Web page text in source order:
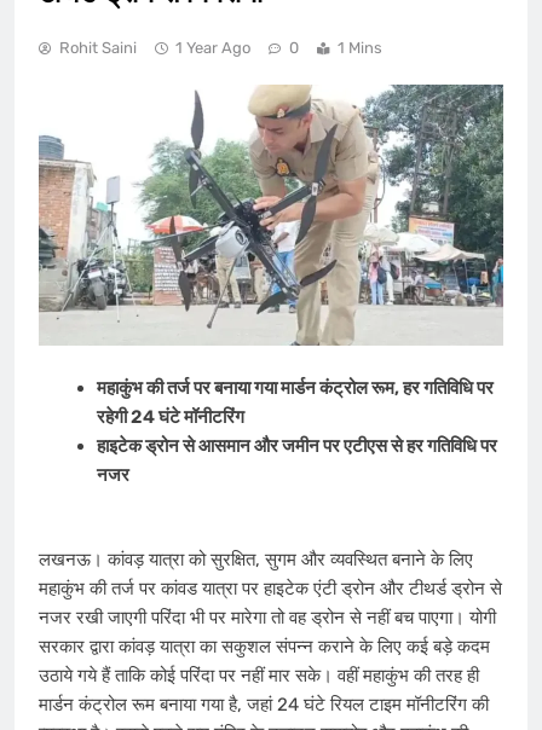
Rohit Saini 1 Year Ago 0 1 Mins
महाकुंभ की तर्ज पर बनाया गया मार्डन कंट्रोल रूम, हर गतिविधि पर
रहेगी 24 घंटे मॉनीटरिंग
हाइटेक ड्रोन से आसमान और जमीन पर एटीएस से हर गतिविधि पर
नजर
लखनऊ। कांवड़ यात्रा को सुरक्षित, सुगम और व्यवस्थित बनाने के लिए
महाकुंभ की तर्ज पर कांवड यात्रा पर हाइटेक एंटी ड्रोन और टीथर्ड ड्रोन से
नजर रखी जाएगी परिंदा भी पर मारेगा तो वह ड्रोन से नहीं बच पाएगा। योगी
सरकार द्वारा कांवड़ यात्रा का सकुशल संपन्न कराने के लिए कई बड़े कदम
उठाये गये हैं ताकि कोई परिंदा पर नहीं मार सके। वहीं महाकुंभ की तरह ही
मार्डन कंट्रोल रूम बनाया गया है, जहां 24 घंटे रियल टाइम मॉनीटरिंग की